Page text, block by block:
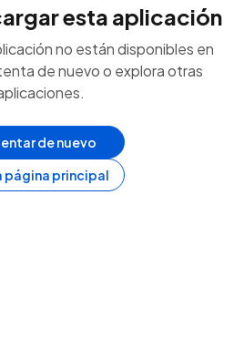
esta aplicación
no están disponibles en
de nuevo o explora otras
de nuevo
página principal